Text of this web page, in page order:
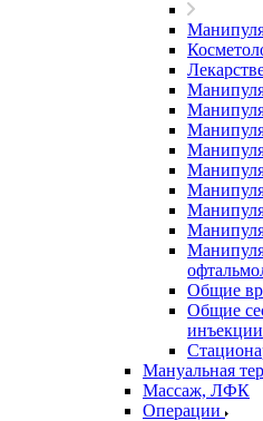
Общие
Общие
инъекции
Мануальная
Массаж, ЛФК
Операции